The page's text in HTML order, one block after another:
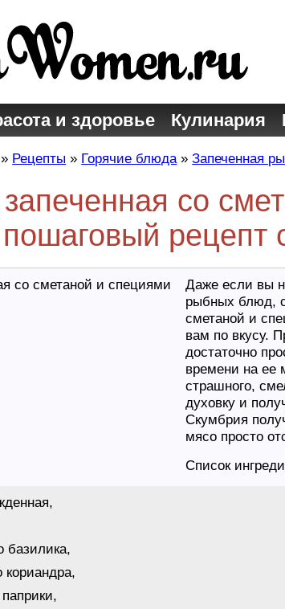
и здоровье Кулинария
» Рецепты » Горячие блюда »Запеченная
со
рецепт
Даже если вы
рыбных блюд,
сметаной и
вам по вкусу.
достаточно
времени на ее
страшного,
духовку и
Скумбрия
мясо просто
Список
базилика,
кориандра,